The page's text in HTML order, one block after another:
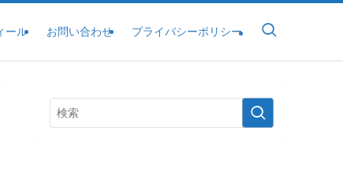
ール お問い合わせ プライバシーポリシー